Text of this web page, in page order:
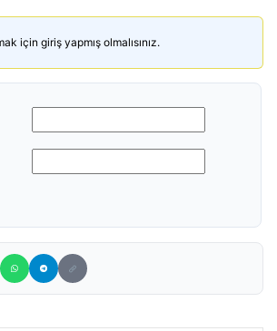
için giriş yapmış olmalısınız.